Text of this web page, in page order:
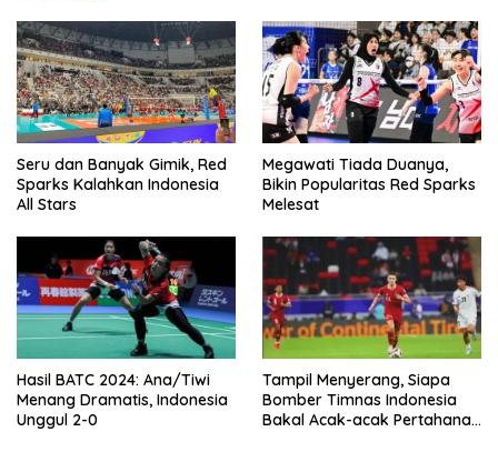
Seru dan Banyak Gimik, Red
Sparks Kalahkan Indonesia
All Stars
Megawati Tiada Duanya,
Bikin Popularitas Red Sparks
Melesat
Hasil BATC 2024: Ana/Tiwi
Menang Dramatis, Indonesia
Unggul 2-0
Tampil Menyerang, Siapa
Bomber Timnas Indonesia
Bakal Acak-acak Pertahanan